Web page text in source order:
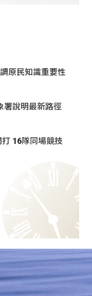
原民知識重要性
署說明最新路徑
16隊同場競技